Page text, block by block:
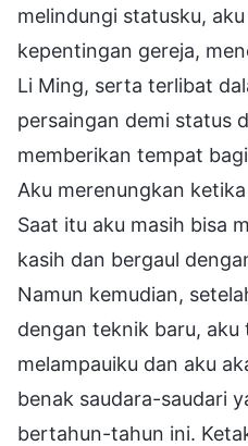
melindungi statusku,
kepentingan gereja,
Li Ming, serta terlibat
persaingan demi status
memberikan tempat
Aku merenungkan
Saat itu aku masih bisa
kasih dan bergaul
Namun kemudian,
dengan teknik baru, aku
melampauiku dan aku
benak saudara-saudari
bertahun-tahun ini.